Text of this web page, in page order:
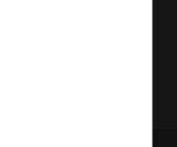
& Server